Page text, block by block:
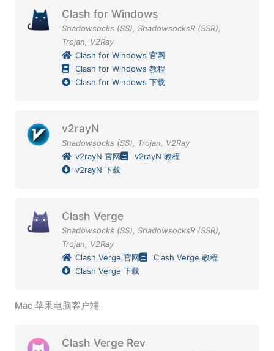
Clash for Windows
Shadowsocks (SS), ShadowsocksR (SSR),
Trojan, V2Ray
Clash for Windows 官网
Clash for Windows 教程
Clash for Windows 下载
v2rayN
Shadowsocks (SS), Trojan, V2Ray
v2rayN 官网
v2rayN 教程
v2rayN 下载
Clash Verge
Shadowsocks (SS), ShadowsocksR (SSR),
Trojan, V2Ray
Clash Verge 官网
Clash Verge 教程
Clash Verge 下载
Mac 苹果电脑客户端
Clash Verge Rev